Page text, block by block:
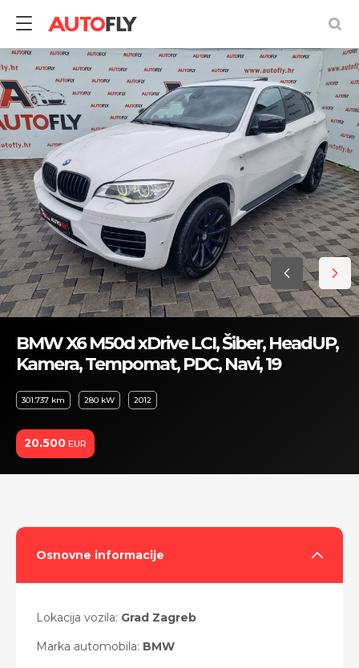
BMW X6 M50d xDrive LCI, Šiber, HeadUP,
Kamera, Tempomat, PDC, Navi, 19
301.737 km 280 kW 2012
20.500 EUR
Osnovne informacije
Lokacija vozila: Grad Zagreb
Marka automobila: BMW